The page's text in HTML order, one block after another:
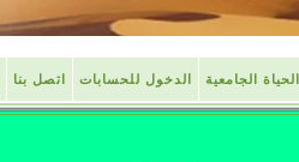
الحياة الجامعية الدخول للحسابات اتصل بنا